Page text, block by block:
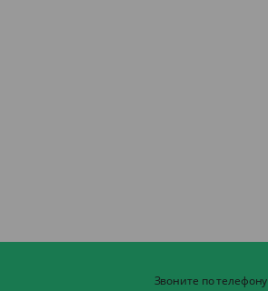
Звоните по телефону